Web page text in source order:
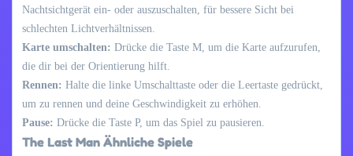
Nachtsichtgerät ein- oder auszuschalten, für bessere Sicht bei
schlechten Lichtverhältnissen.
Karte umschalten: Drücke die Taste M, um die Karte aufzurufen,
die dir bei der Orientierung hilft.
Rennen: Halte die linke Umschalttaste oder die Leertaste gedrückt,
um zu rennen und deine Geschwindigkeit zu erhöhen.
Pause: Drücke die Taste P, um das Spiel zu pausieren.
The Last Man Ähnliche Spiele